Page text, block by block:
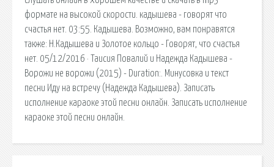
формате на высокой скорости. кадышева - говорят что
счастья нет. 03:55. Кадышева. Возможно, вам понравятся
также: Н.Кадышева и Золотое кольцо - Говорят, что счастья
нет. 05/12/2016 · Таисия Повалий и Надежда Кадышева -
Ворожи не ворожи (2015) - Duration:. Минусовка и текст
песни Иду на встречу (Надежда Кадышева). Записать
исполнение караоке этой песни онлайн. Записать исполнение
караоке этой песни онлайн.